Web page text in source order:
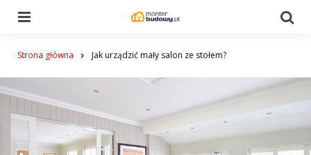
Strona główna Jak urządzić mały salon ze stołem?